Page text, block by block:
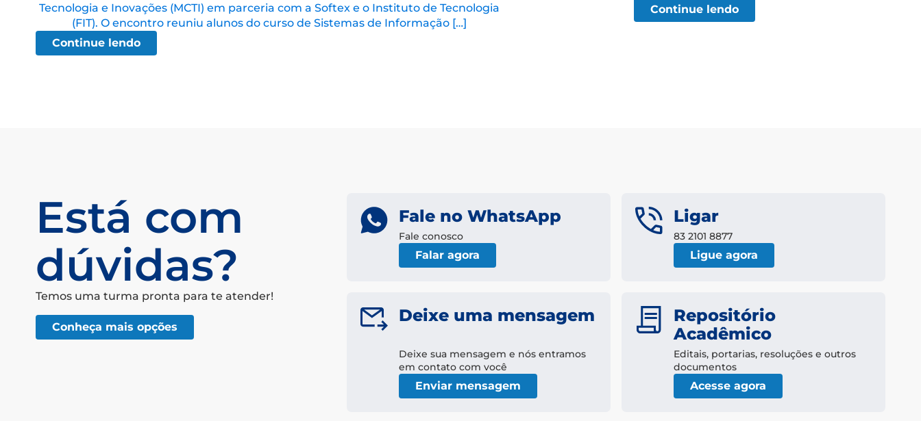
Tecnologia e Inovações (MCTI) em parceria com a Softex e o Instituto de Tecnologia
(FIT). O encontro reuniu alunos do curso de Sistemas de Informação […]
Continue lendo
Continue lendo
Está com
dúvidas?
Temos uma turma pronta para te atender!
Conheça mais opções
Fale no WhatsApp
Fale conosco
Falar agora
Ligar
83 2101 8877
Ligue agora
Deixe uma mensagem
Deixe sua mensagem e nós entramos
em contato com você
Enviar mensagem
Repositório
Acadêmico
Editais, portarias, resoluções e outros
documentos
Acesse agora